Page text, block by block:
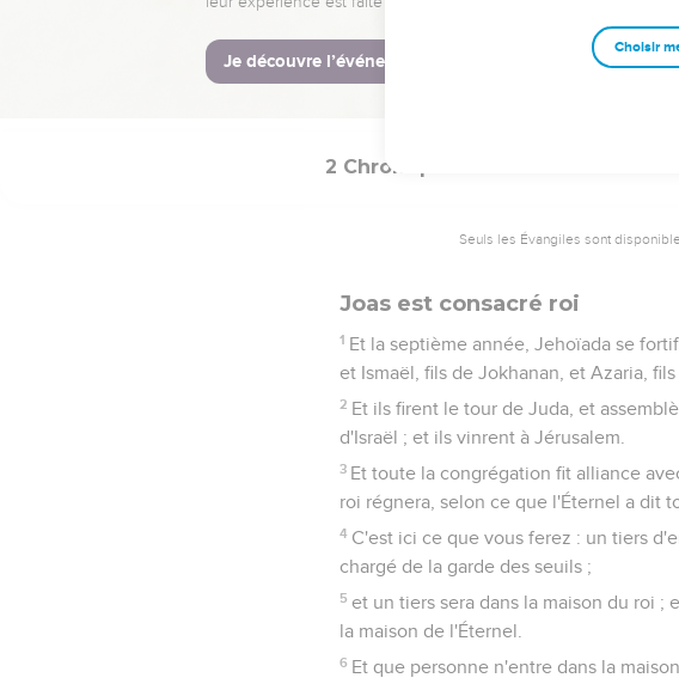
Jehoïada, le sacrificateur, le cacha de
mort.
Et il fut caché six ans auprès d'eux,
2 Chroniques
Seuls les Évangiles sont
Joas est consacré roi
1 Et la septième année, Jehoïada se
et Ismaël, fils de Jokhanan, et Azaria,
2 Et ils firent le tour de Juda, et
d'Israël ; et ils vinrent à Jérusalem.
3 Et toute la congrégation fit alliance
roi régnera, selon ce que l'Éternel a dit
4 C'est ici ce que vous ferez : un tiers
chargé de la garde des seuils ;
5 et un tiers sera dans la maison du roi ;
la maison de l'Éternel.
6 Et que personne n'entre dans la
Choisir